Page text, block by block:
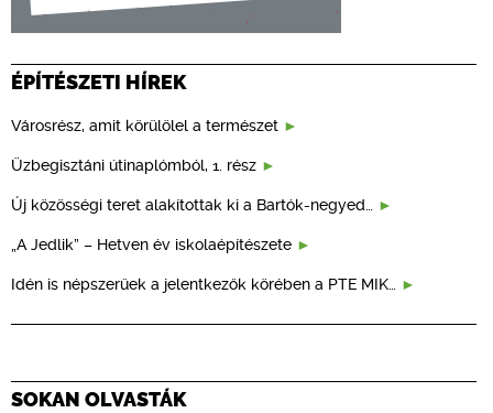
ÉPÍTÉSZETI HÍREK
Városrész, amit körülölel a természet
Üzbegisztáni útinaplómból, 1. rész
Új közösségi teret alakítottak ki a Bartók-negyed…
„A Jedlik” – Hetven év iskolaépítészete
Idén is népszerűek a jelentkezők körében a PTE MIK…
SOKAN OLVASTÁK